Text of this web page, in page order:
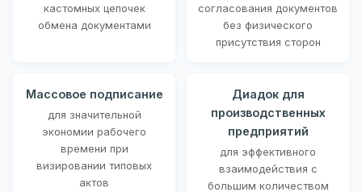
кастомных цепочек
обмена документами
согласования документов
без физического
присутствия сторон
Массовое подписание
для значительной
экономии рабочего
времени при
визировании типовых
актов
Диадок для
производственных
предприятий
для эффективного
взаимодействия с
большим количеством